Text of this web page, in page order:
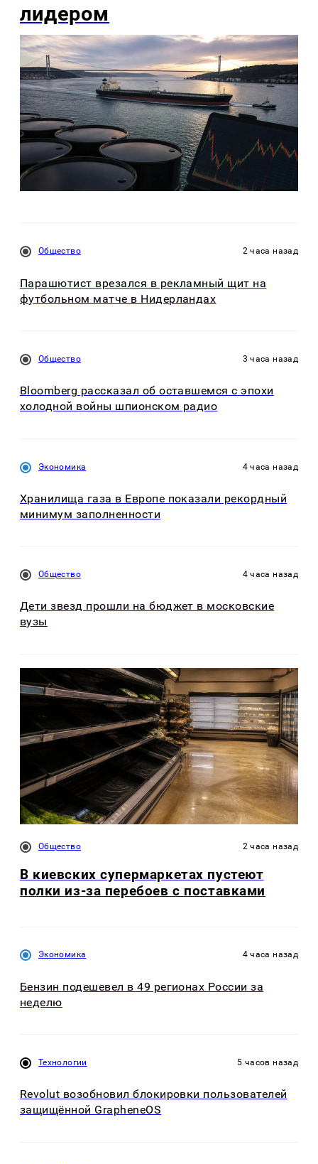
лидером
Общество 2 часа назад
Парашютист врезался в рекламный щит на
футбольном матче в Нидерландах
Общество 3 часа назад
Bloomberg рассказал об оставшемся с эпохи
холодной войны шпионском радио
Экономика 4 часа назад
Хранилища газа в Европе показали рекордный
минимум заполненности
Общество 4 часа назад
Дети звезд прошли на бюджет в московские
вузы
Общество 2 часа назад
В киевских супермаркетах пустеют
полки из-за перебоев с поставками
Экономика 4 часа назад
Бензин подешевел в 49 регионах России за
неделю
Технологии 5 часов назад
Revolut возобновил блокировки пользователей
защищённой GrapheneOS